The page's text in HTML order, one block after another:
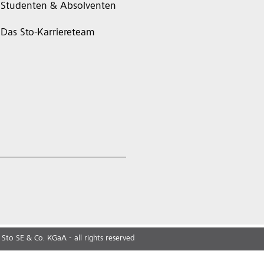
Studenten & Absolventen
Das Sto-Karriereteam
Sto SE & Co. KGaA - all rights reserved